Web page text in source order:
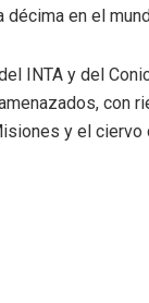
en el
INTA y del
con
y el ciervo